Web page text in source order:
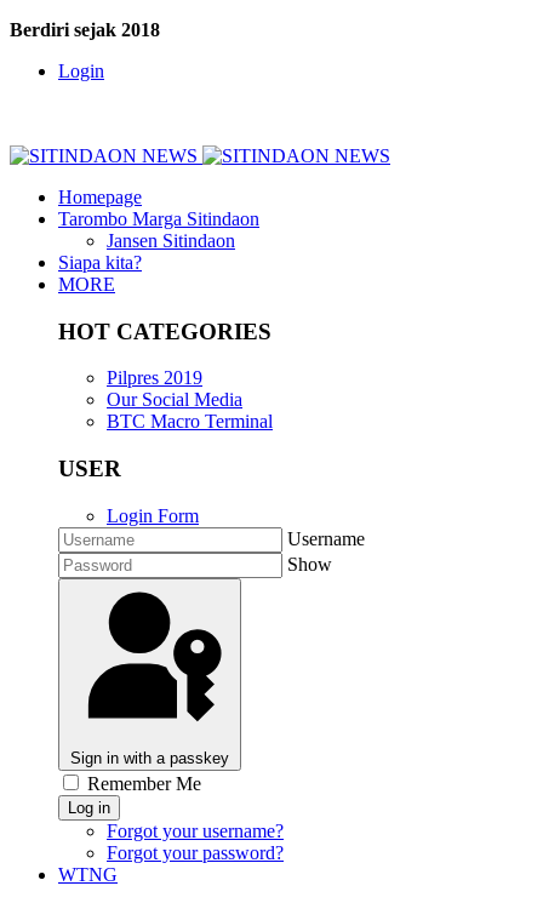
Berdiri sejak 2018
Login
Homepage
Tarombo Marga Sitindaon
Jansen Sitindaon
Siapa kita?
MORE
HOT CATEGORIES
Pilpres 2019
Our Social Media
BTC Macro Terminal
USER
Login Form
Username
Show
Sign in with a passkey
Remember Me
Log in
Forgot your username?
Forgot your password?
WTNG